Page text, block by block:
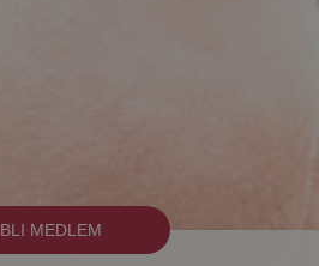
BLI MEDLEM